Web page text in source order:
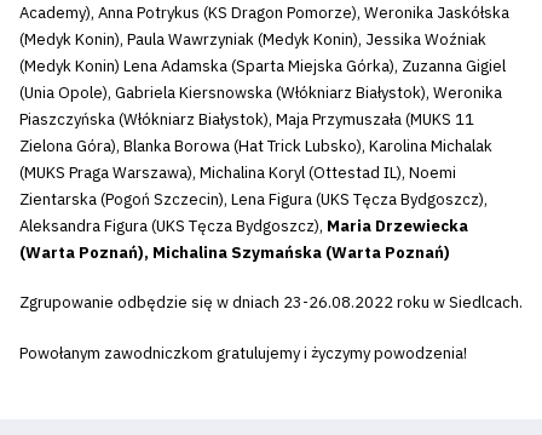
Academy), Anna Potrykus (KS Dragon Pomorze), Weronika Jaskółska
(Medyk Konin), Paula Wawrzyniak (Medyk Konin), Jessika Woźniak
(Medyk Konin) Lena Adamska (Sparta Miejska Górka), Zuzanna Gigiel
(Unia Opole), Gabriela Kiersnowska (Włókniarz Białystok), Weronika
Piaszczyńska (Włókniarz Białystok), Maja Przymuszała (MUKS 11
Zielona Góra), Blanka Borowa (Hat Trick Lubsko), Karolina Michalak
(MUKS Praga Warszawa), Michalina Koryl (Ottestad IL), Noemi
Zientarska (Pogoń Szczecin), Lena Figura (UKS Tęcza Bydgoszcz),
Aleksandra Figura (UKS Tęcza Bydgoszcz), Maria Drzewiecka
(Warta Poznań), Michalina Szymańska (Warta Poznań)
Zgrupowanie odbędzie się w dniach 23-26.08.2022 roku w Siedlcach.
Powołanym zawodniczkom gratulujemy i życzymy powodzenia!